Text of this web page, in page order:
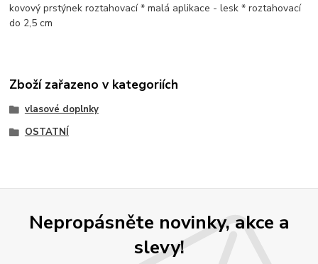
kovový prstýnek roztahovací * malá aplikace - lesk * roztahovací
do 2,5 cm
Zboží zařazeno v kategoriích
vlasové doplnky
OSTATNÍ
Nepropásněte novinky, akce a
slevy!